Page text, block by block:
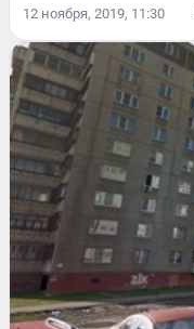
12 ноября, 2019, 11:30